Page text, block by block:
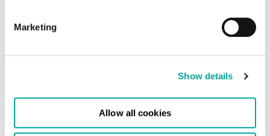
Marketing
Show details
Allow all cookies
infrastructure informatique est conçue et
performances possibles.